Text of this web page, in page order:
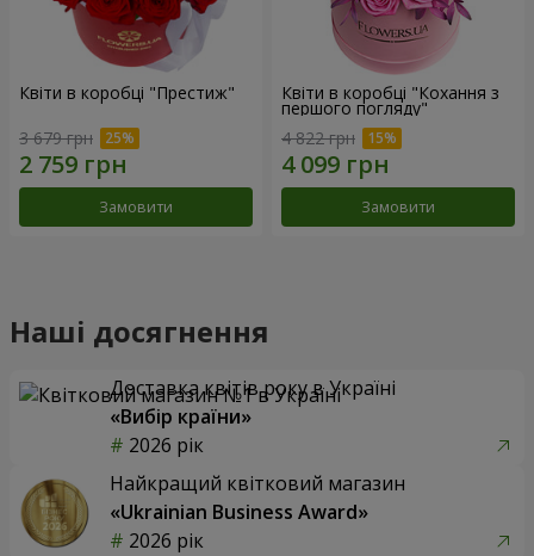
Квіти в коробці "Престиж"
3 679 грн
Замовити
Квіти в коробці "Кохання з
першого погляду"
4 822 грн
Замовити
Наші досягнення
Доставка квітів року в Україні
«Вибір країни»
2026 рік
Найкращий квітковий магазин
«Ukrainian Business Award»
2026 рік